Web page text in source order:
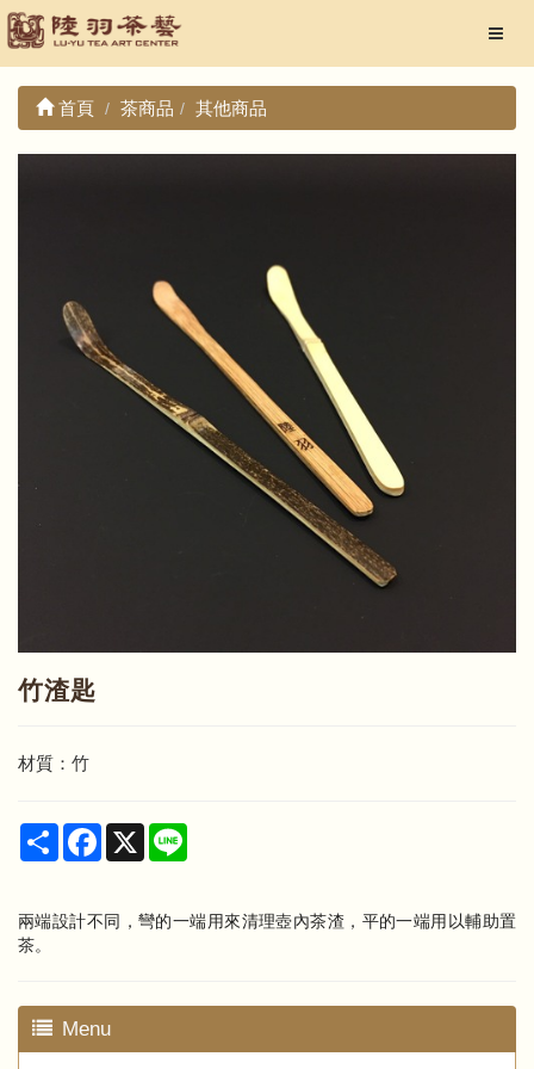
首頁 茶商品 其他商品
竹渣匙
材質：竹
Share Facebook
X
兩端設計不同，彎的一端用來清理壺內茶渣，平的一端用以輔助置
茶。
Menu